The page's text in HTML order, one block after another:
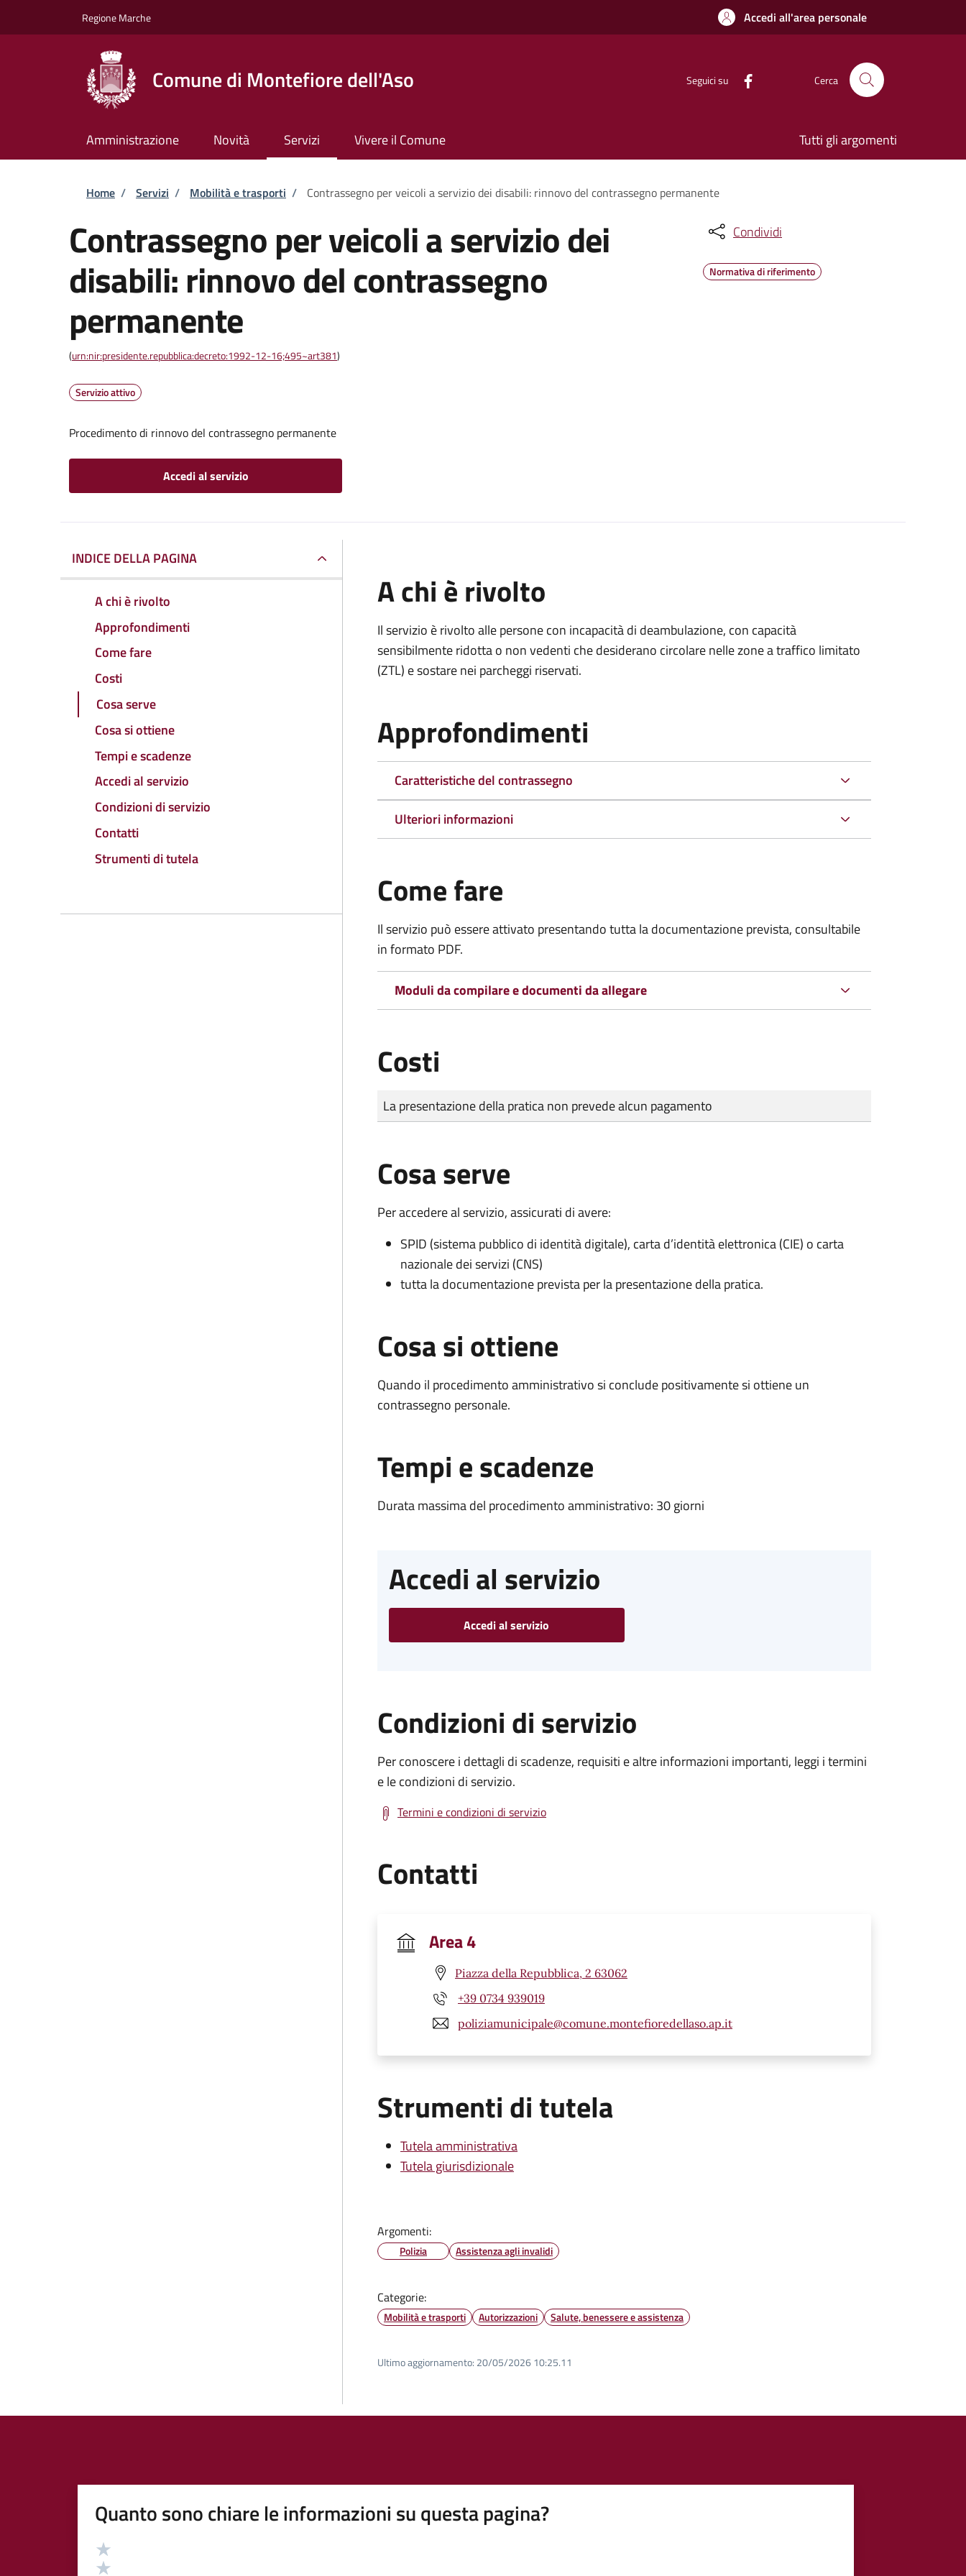
Regione Marche Accedi all'area personale
Comune di Montefiore dell'Aso Seguici su Cerca
Amministrazione Novità Servizi Vivere il Comune Tutti gli argomenti
Briciole di pane
Home / Servizi / Mobilità e trasporti / Contrassegno per veicoli a servizio dei disabili: rinnovo del contrassegno permanente
Contrassegno per veicoli a servizio dei
disabili: rinnovo del contrassegno
permanente
(urn:nir:presidente.repubblica:decreto:1992-12-16;495~art381)
Servizio attivo
Procedimento di rinnovo del contrassegno permanente
Accedi al servizio
Condividi
Normativa di riferimento
INDICE DELLA PAGINA
A chi è rivolto
Approfondimenti
Come fare
Costi
Cosa serve
Cosa si ottiene
Tempi e scadenze
Accedi al servizio
Condizioni di servizio
Contatti
Strumenti di tutela
A chi è rivolto
Il servizio è rivolto alle persone con incapacità di deambulazione, con capacità
sensibilmente ridotta o non vedenti che desiderano circolare nelle zone a traffico limitato
(ZTL) e sostare nei parcheggi riservati.
Approfondimenti
Caratteristiche del contrassegno
Ulteriori informazioni
Come fare
Il servizio può essere attivato presentando tutta la documentazione prevista, consultabile
in formato PDF.
Moduli da compilare e documenti da allegare
Costi
Tipo di pagamento
Importo
La presentazione della pratica non prevede alcun pagamento
Cosa serve
Per accedere al servizio, assicurati di avere:
SPID (sistema pubblico di identità digitale), carta d’identità elettronica (CIE) o carta
nazionale dei servizi (CNS)
tutta la documentazione prevista per la presentazione della pratica.
Cosa si ottiene
Quando il procedimento amministrativo si conclude positivamente si ottiene un
contrassegno personale.
Tempi e scadenze
Durata massima del procedimento amministrativo: 30 giorni
Accedi al servizio
Accedi al servizio
Condizioni di servizio
Per conoscere i dettagli di scadenze, requisiti e altre informazioni importanti, leggi i termini
e le condizioni di servizio.
Termini e condizioni di servizio
Contatti
Area 4
Piazza della Repubblica, 2 63062
+39 0734 939019
poliziamunicipale@comune.montefioredellaso.ap.it
Strumenti di tutela
Tutela amministrativa
Tutela giurisdizionale
Argomenti:
Polizia Assistenza agli invalidi
Categorie:
Mobilità e trasporti Autorizzazioni Salute, benessere e assistenza
Ultimo aggiornamento: 20/05/2026 10:25.11
Quanto sono chiare le informazioni su questa pagina?
Valutazione